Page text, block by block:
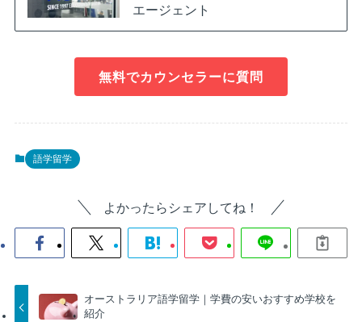
エージェント
無料でカウンセラーに質問
語学留学
よかったらシェアしてね！
オーストラリア語学留学｜学費の安いおすすめ学校を
紹介